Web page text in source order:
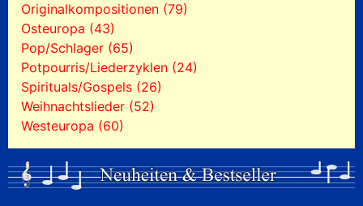
Originalkompositionen (79)
Osteuropa (43)
Pop/Schlager (65)
Potpourris/Liederzyklen (24)
Spirituals/Gospels (26)
Weihnachtslieder (52)
Westeuropa (60)